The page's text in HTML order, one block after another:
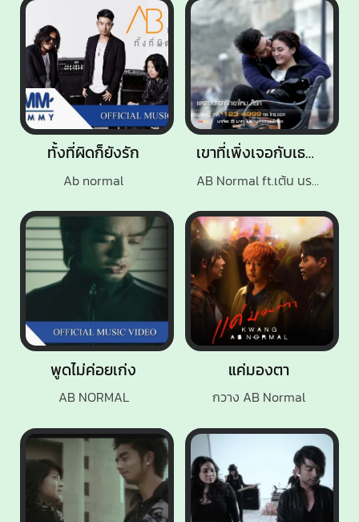
พูดไม่ค่อยเก่ง
AB NORMAL
ทั้งที่ผิดก็ยังรัก
Ab normal
เขาที่เพิ่งเจอกับเธอที่มาก่อน
AB Normal ft.เต้น นรารักษ์
แค่มองตา
กวาง AB Normal